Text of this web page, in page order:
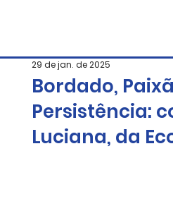
Bordado,
Persistência:
Luciana, da
29 de jan. de 2025